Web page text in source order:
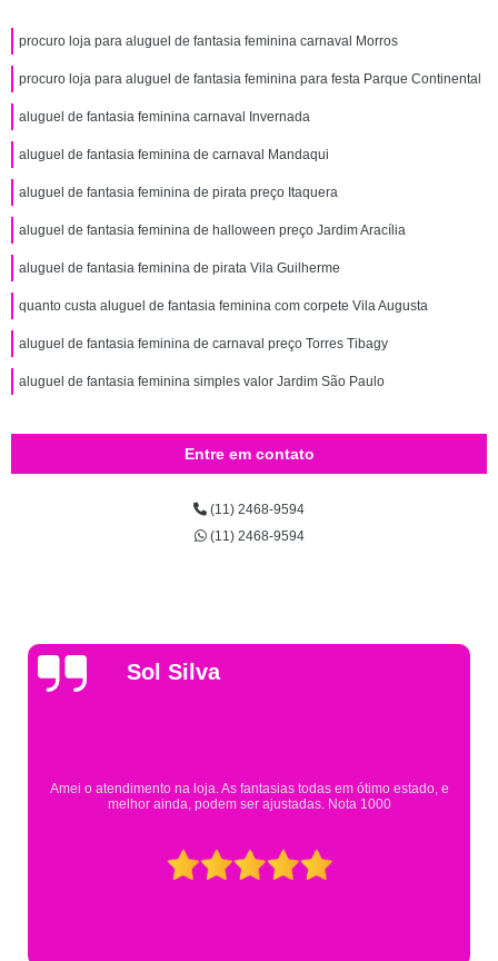
procuro loja para aluguel de fantasia feminina carnaval Morros
procuro loja para aluguel de fantasia feminina para festa Parque Continental
aluguel de fantasia feminina carnaval Invernada
aluguel de fantasia feminina de carnaval Mandaqui
aluguel de fantasia feminina de pirata preço Itaquera
aluguel de fantasia feminina de halloween preço Jardim Aracília
aluguel de fantasia feminina de pirata Vila Guilherme
quanto custa aluguel de fantasia feminina com corpete Vila Augusta
aluguel de fantasia feminina de carnaval preço Torres Tibagy
aluguel de fantasia feminina simples valor Jardim São Paulo
Entre em contato
(11) 2468-9594
(11) 2468-9594
Gsutavo Pinto
Pesquisei em mais de 20 lojas e só encontrei a fantasia de meu filho na
Eureka. Cheguei praticamente no horário em que estavam fechando e
mesmo assim fui muito bem atendido.